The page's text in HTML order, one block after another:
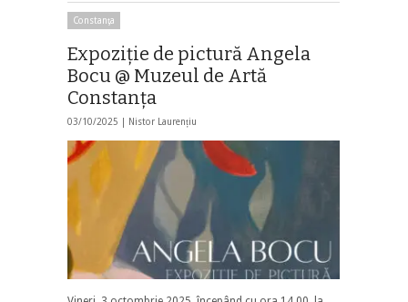
Constanţa
Expoziţie de pictură Angela
Bocu @ Muzeul de Artă
Constanţa
03/10/2025 | Nistor Laurențiu